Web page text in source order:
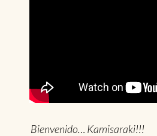
Bienvenido… Kamisaraki!!!